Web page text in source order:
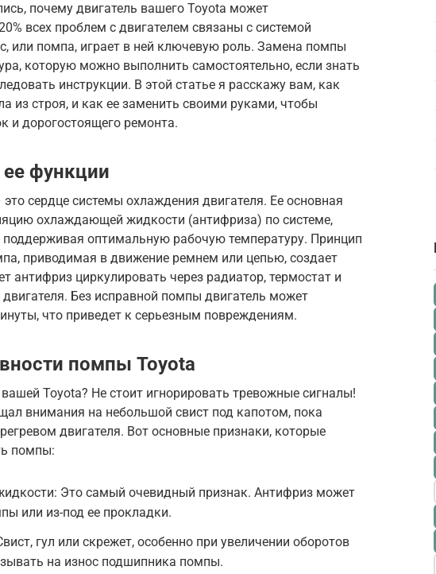
почему двигатель вашего Toyota может
всех проблем с двигателем связаны с системой
или помпа, играет в ней ключевую роль. Замена помпы
которую можно выполнить самостоятельно, если знать
инструкции. В этой статье я расскажу вам, как
из строя, и как ее заменить своими руками, чтобы
и дорогостоящего ремонта.
функции
сердце системы охлаждения двигателя. Ее основная
охлаждающей жидкости (антифриза) по системе,
поддерживая оптимальную рабочую температуру. Принцип
приводимая в движение ремнем или цепью, создает
антифриз циркулировать через радиатор, термостат и
Без исправной помпы двигатель может
что приведет к серьезным повреждениям.
помпы Toyota
Toyota? Не стоит игнорировать тревожные сигналы!
внимания на небольшой свист под капотом, пока
двигателя. Вот основные признаки, которые
помпы:
Это самый очевидный признак. Антифриз может
или из-под ее прокладки.
гул или скрежет, особенно при увеличении оборотов
на износ подшипника помпы.